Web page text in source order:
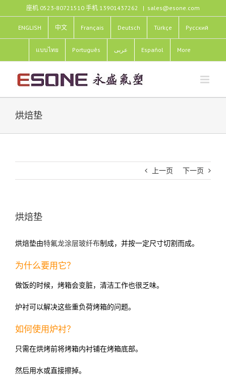
过
容
座机 0523-80721510 手机 13901437262 | sales@esone.com
ENGLISH 中文 Français Deutsch Türkçe Pусский
แบบไทย Português عربى Español More
烘焙垫
上一页 下一页
烘焙垫
烘焙垫由特氟龙涂层玻纤布制成，并按一定尺寸切割而成。
为什么要用它？
做饭的时候，烤箱会变脏，清洁工作也很乏味。
炉衬可以解决这些重负荷烤箱的问题。
如何使用炉衬？
只需在烘烤前将烤箱内衬铺在烤箱底部。
然后用水或直接擦掉。